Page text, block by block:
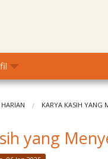
KARYA KASIH YANG
yang